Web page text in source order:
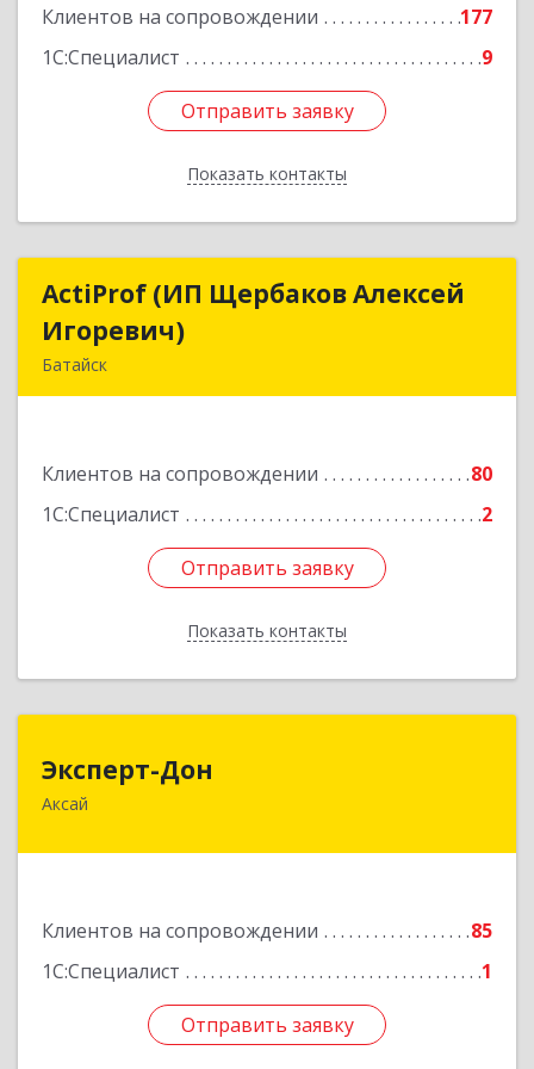
Клиентов на сопровождении
177
1С:Специалист
9
Отправить заявку
Показать контакты
Отправить заявку
Назад
ActiProf (ИП Щербаков Алексей
Игоревич)
Батайск
Клиентов на сопровождении
80
1С:Специалист
2
Отправить заявку
Показать контакты
ActiProf (ИП Щербаков Алексей
Подробнее
Отправить заявку
Назад
Эксперт-Дон
Аксай
Клиентов на сопровождении
85
1С:Специалист
1
Отправить заявку
346720, Ростовская обл, Аксай г, Буденного ул,
Отправить заявку